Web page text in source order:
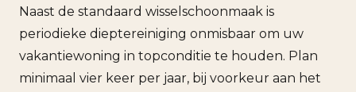
Naast de standaard wisselschoonmaak is
periodieke dieptereiniging onmisbaar om uw
vakantiewoning in topconditie te houden. Plan
minimaal vier keer per jaar, bij voorkeur aan het